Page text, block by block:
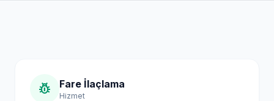
pest_control Fare İlaçlama
Hizmet